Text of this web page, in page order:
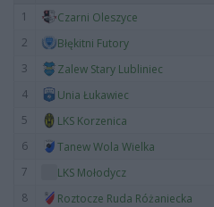
1 Czarni Oleszyce
2
Błękitni Futory
3
Zalew Stary Lubliniec
4
Unia Łukawiec
5
LKS Korzenica
6
Tanew Wola Wielka
7
LKS Mołodycz
8
Roztocze Ruda Różaniecka